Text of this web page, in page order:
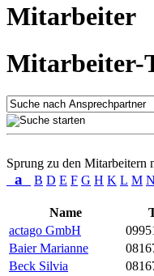
Mitarbeiter
Mitarbeiter-
Sprung zu den Mitarbeitern
a B D E F G H K L M N
Name
actago GmbH
Baier Marianne
Beck Silvia